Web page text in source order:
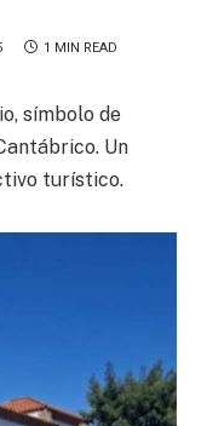
1 MIN READ
símbolo de
Un
turístico.